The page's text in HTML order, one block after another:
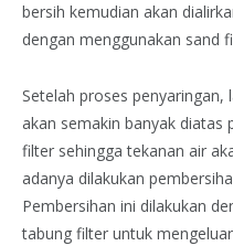
bersih kemudian akan
dengan menggunakan sand
Setelah proses
akan semakin banyak diatas
filter sehingga tekanan air
adanya dilakukan
Pembersihan ini dilakukan
tabung filter untuk